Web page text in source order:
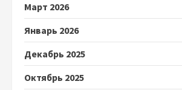
Март 2026
Январь 2026
Декабрь 2025
Октябрь 2025